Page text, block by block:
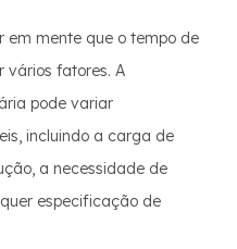
em mente que o tempo de
vários fatores. A
pode variar
incluindo a carga de
a necessidade de
especificação de